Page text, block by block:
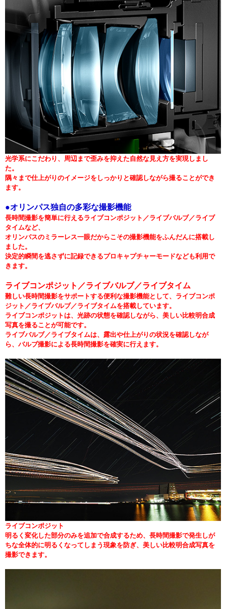
光学系にこだわり、周辺まで歪みを抑えた自然な見え方を実現しまし
た。
隅々まで仕上がりのイメージをしっかりと確認しながら撮ることができ
ます。
●オリンパス独自の多彩な撮影機能
長時間撮影を簡単に行えるライブコンポジット／ライブバルブ／ライブ
タイムなど、
オリンパスのミラーレス一眼だからこその撮影機能をふんだんに搭載し
ました。
決定的瞬間を逃さずに記録できるプロキャプチャーモードなども利用で
きます。
ライブコンポジット／ライブバルブ／ライブタイム
難しい長時間撮影をサポートする便利な撮影機能として、ライブコンポ
ジット／ライブバルブ／ライブタイムを搭載しています。
ライブコンポジットは、光跡の状態を確認しながら、美しい比較明合成
写真を撮ることが可能です。
ライブバルブ／ライブタイムは、露出や仕上がりの状況を確認しなが
ら、バルブ撮影による長時間撮影を確実に行えます。
ライブコンポジット
明るく変化した部分のみを追加で合成するため、長時間撮影で発生しが
ちな全体的に明るくなってしまう現象を防ぎ、美しい比較明合成写真を
撮影できます。